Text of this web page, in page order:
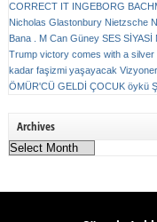
CORRECT IT INGEBORG
Nicholas Glastonbury Nietzsche
Bana . M Can Güney SES SİYASİ
Trump victory comes with a silver
kadar faşizmi yaşayacak Vizyoner
ÖMÜR'CÜ GELDİ ÇOCUK öykü
Archives
Archives